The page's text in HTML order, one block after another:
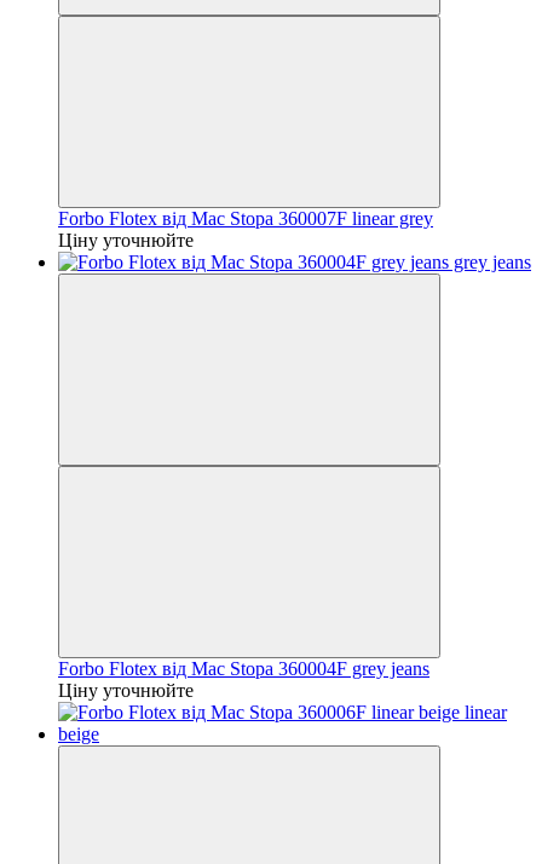
Forbo Flotex від Mac Stopa 360007F linear grey
Ціну уточнюйте
Forbo Flotex від Mac Stopa 360004F grey jeans
Ціну уточнюйте